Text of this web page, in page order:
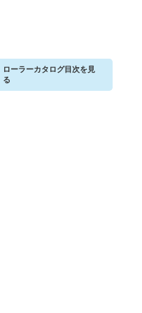
ローラーカタログ目次を見
る